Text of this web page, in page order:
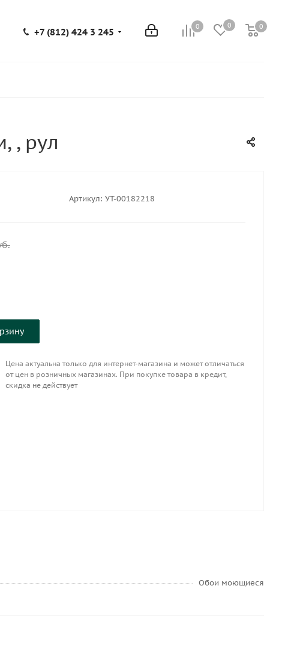
0 0 0
0
+7 (812) 424 3 245
, рул
Артикул: УТ-00182218
Цена актуальна только для интернет-магазина и может отличаться
от цен в розничных магазинах. При покупке товара в кредит,
скидка не действует
Обои моющиеся